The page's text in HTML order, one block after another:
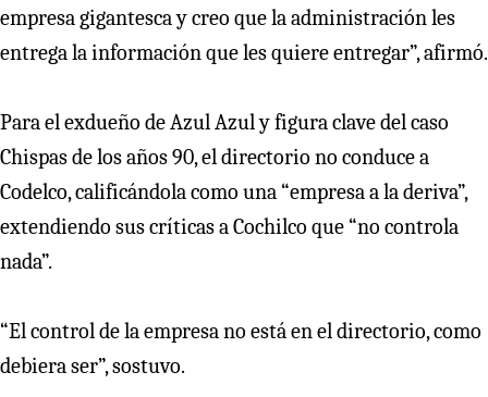
empresa gigantesca y creo que la administración les
entrega la información que les quiere entregar”, afirmó.
Para el exdueño de Azul Azul y figura clave del caso
Chispas de los años 90, el directorio no conduce a
Codelco, calificándola como una “empresa a la deriva”,
extendiendo sus críticas a Cochilco que “no controla
nada”.
“El control de la empresa no está en el directorio, como
debiera ser”, sostuvo.